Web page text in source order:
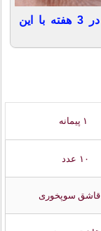
کاهش چشمگیر جای زخم و بخیه فقط در 3 هفته با این
۱۰ عدد